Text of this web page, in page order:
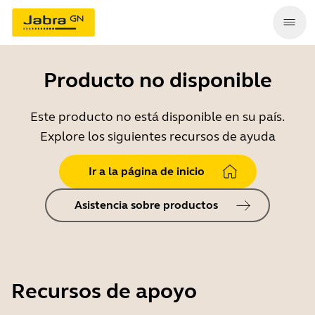
Producto no disponible
Este producto no está disponible en su país.
Explore los siguientes recursos de ayuda
Ir a la página de inicio
Asistencia sobre productos
Recursos de apoyo